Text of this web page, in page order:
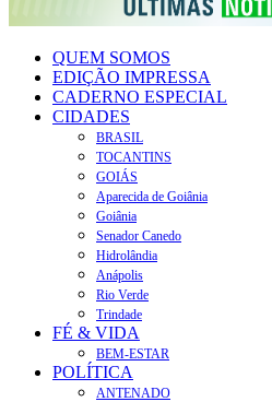
QUEM SOMOS
EDIÇÃO IMPRESSA
CADERNO ESPECIAL
CIDADES
BRASIL
TOCANTINS
GOIÁS
Aparecida de Goiânia
Goiânia
Senador Canedo
Hidrolândia
Anápolis
Rio Verde
Trindade
FÉ & VIDA
BEM-ESTAR
POLÍTICA
ANTENADO